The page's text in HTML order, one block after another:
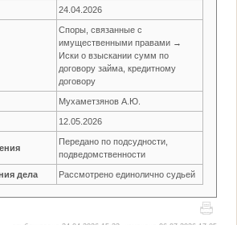
24.04.2026
Споры, связанные с
имущественными правами →
Иски о взыскании сумм по
договору займа, кредитному
договору
Мухаметзянов А.Ю.
12.05.2026
Передано по подсудности,
подведомственности
дела Рассмотрено единолично судьей